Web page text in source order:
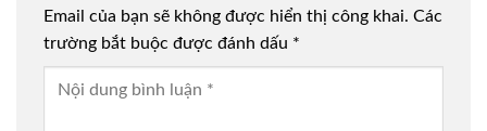
Email của bạn sẽ không được hiển thị công khai. Các
trường bắt buộc được đánh dấu *